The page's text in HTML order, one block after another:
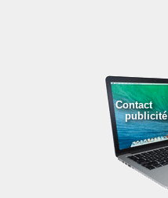
Contact
publicité